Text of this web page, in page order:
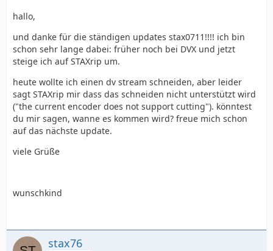
hallo,
und danke für die ständigen updates stax0711!!!! ich bin
schon sehr lange dabei: früher noch bei DVX und jetzt
steige ich auf STAXrip um.
heute wollte ich einen dv stream schneiden, aber leider
sagt STAXrip mir dass das schneiden nicht unterstützt wird
("the current encoder does not support cutting"). könntest
du mir sagen, wanne es kommen wird? freue mich schon
auf das nächste update.
viele Grüße
wunschkind
stax76